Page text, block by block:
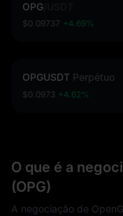
OPG
$0.09737 +4.69%
OPGUSDT Perpétuo
$0.0973 +4.62%
O que é a
(OPG)
A negociação de